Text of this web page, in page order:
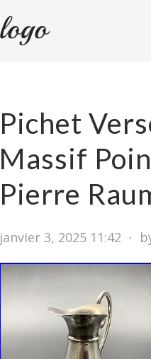
Pichet
Massif
Pierre
janvier 3, 2025 11:42 ⋅